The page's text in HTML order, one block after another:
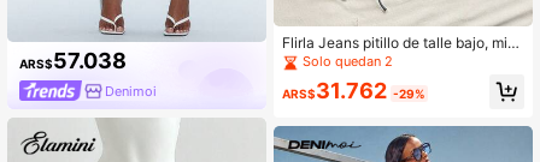
ARS$57.038
Denimoi
Flirla Jeans pitillo de talle bajo, mini
malistas y versátiles para uso casu
al y de oficina
Solo quedan 2
ARS$31.762 -29%